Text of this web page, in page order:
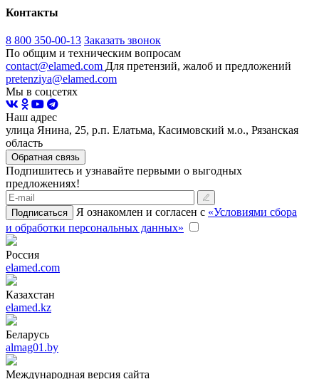
Контакты
8 800 350-00-13 Заказать звонок
По общим и техническим вопросам
contact@elamed.com Для претензий, жалоб и предложений
pretenziya@elamed.com
Мы в соцсетях
Наш адрес
улица Янина, 25, р.п. Елатьма, Касимовский м.о., Рязанская
область
Обратная связь
Подпишитесь и узнавайте первыми о выгодных
предложениях!
Подписаться Я ознакомлен и согласен с «Условиями сбора
и обработки персональных данных»
Россия
elamed.com
Казахстан
elamed.kz
Беларусь
almag01.by
Международная версия сайта